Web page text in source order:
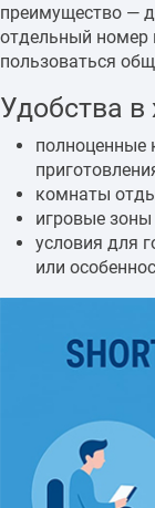
преимущество —
отдельный номер
пользоваться
Удобства в
полноценные
комнаты
игровые зоны
условия для
или